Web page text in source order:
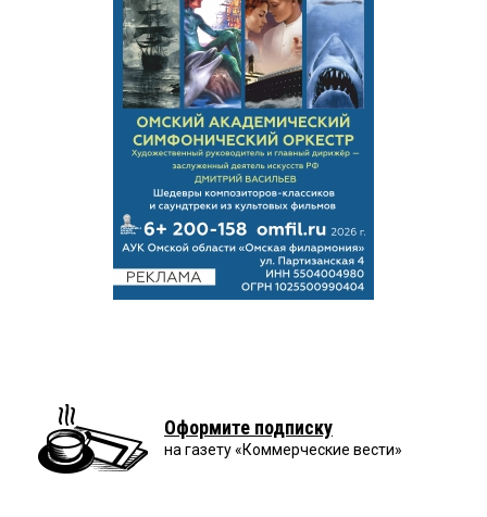
Оформите подписку
на газету «Коммерческие вести»